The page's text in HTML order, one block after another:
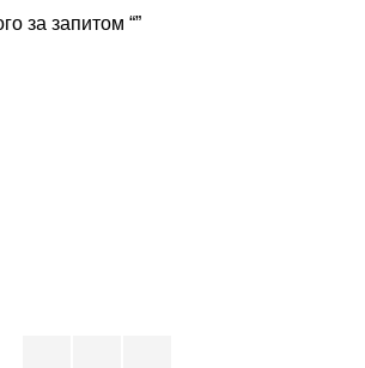
за запитом “”